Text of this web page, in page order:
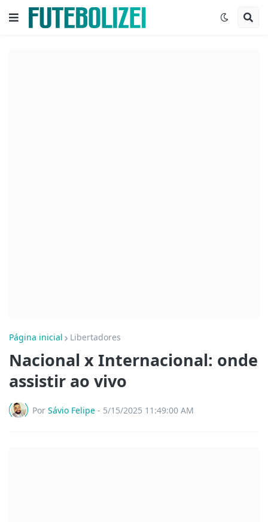
Página inicial Libertadores
Nacional x Internacional: onde
assistir ao vivo
Por Sávio Felipe - 5/15/2025 11:49:00 AM